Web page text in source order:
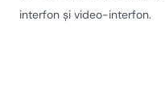
interfon și video-interfon.